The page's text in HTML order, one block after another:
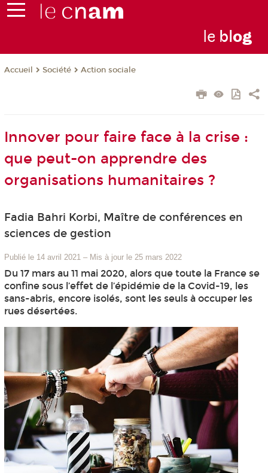
le blog
Accueil Société Action sociale
Innover pour faire face à la crise :
que peut-on apprendre des
organisations humanitaires ?
Fadia Bahri Korbi, Maître de conférences en
sciences de gestion
Publié le 14 avril 2021 – Mis à jour le 25 mars 2022
Du 17 mars au 11 mai 2020, alors que toute la France se
confine sous l’effet de l’épidémie de la Covid-19, les
sans-abris, encore isolés, sont les seuls à occuper les
rues désertées.